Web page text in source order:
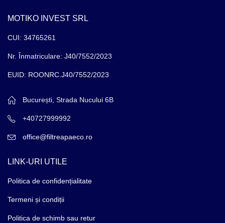
MOTIKO INVEST SRL
CUI: 34765261
Nr. Înmatriculare: J40/7552/2023
EUID: ROONRC.J40/7552/2023
București, Strada Nucului 6B
+40727999992
office@filtreapaeco.ro
LINK-URI UTILE
Politica de confidențialitate
Termeni și condiții
Politica de schimb sau retur